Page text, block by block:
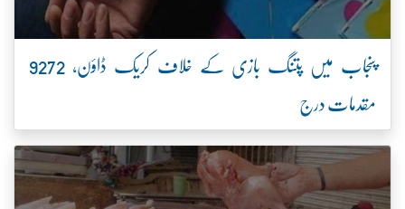
پنجاب میں پتنگ بازی کے خلاف کریک ڈاؤن، 9272
مقدمات درج